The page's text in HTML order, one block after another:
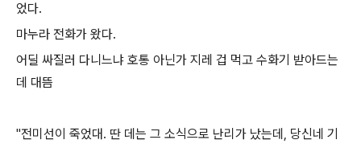
었다.
마누라 전화가 왔다.
어딜 싸질러 다니느냐 호통 아닌가 지레 겁 먹고 수화기 받아드는
데 대뜸
"전미선이 죽었대. 딴 데는 그 소식으로 난리가 났는데, 당신네 기